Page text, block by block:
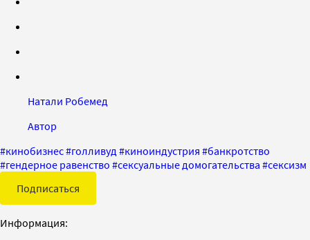
Натали Робемед
Автор
#кинобизнес#голливуд#киноиндустрия #банкротство
#гендерное равенство #сексуальные домогательства #сексизм
Подписаться
Информация: